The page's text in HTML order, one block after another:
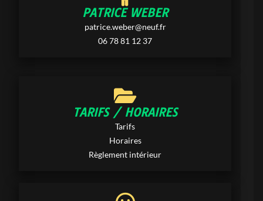
PATRICE WEBER
patrice.weber@neuf.fr
06 78 81 12 37
TARIFS / HORAIRES
Tarifs
Horaires
Règlement intérieur